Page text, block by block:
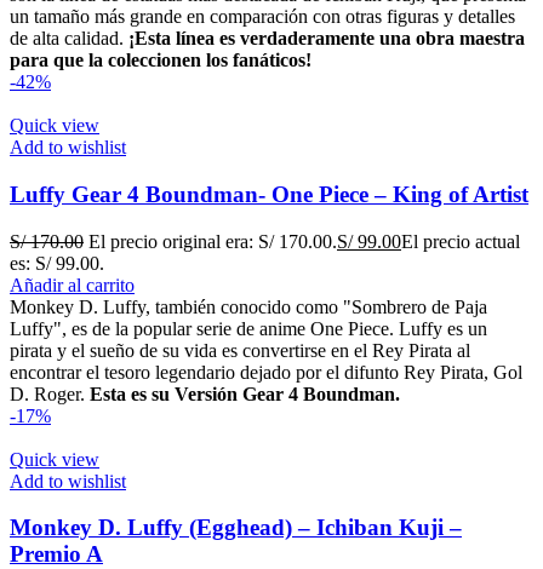
un tamaño más grande en comparación con otras figuras y detalles
de alta calidad. ¡Esta línea es verdaderamente una obra maestra
para que la coleccionen los fanáticos!
-42%
Quick view
Add to wishlist
Luffy Gear 4 Boundman- One Piece – King of Artist
S/170.00 El precio original era: S/ 170.00.S/99.00El precio actual
es: S/ 99.00.
Añadir al carrito
Monkey D. Luffy, también conocido como "Sombrero de Paja
Luffy", es de la popular serie de anime One Piece. Luffy es un
pirata y el sueño de su vida es convertirse en el Rey Pirata al
encontrar el tesoro legendario dejado por el difunto Rey Pirata, Gol
D. Roger. Esta es su Versión Gear 4 Boundman.
-17%
Quick view
Add to wishlist
Monkey D. Luffy (Egghead) – Ichiban Kuji –
Premio A